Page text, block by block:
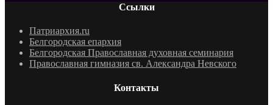
Ссылки
Патриархия.ru
Белгородская епархия
Белгородская Православная духовная семинария
Православная гимназия св. Александра Невского
Контакты